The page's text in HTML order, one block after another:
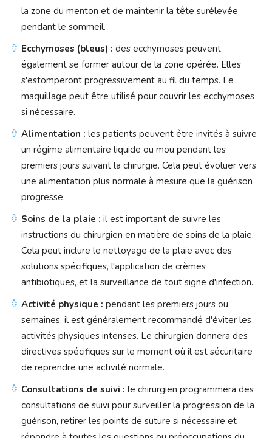
la zone du menton et de maintenir la tête surélevée
pendant le sommeil.
Ecchymoses (bleus) : des ecchymoses peuvent
également se former autour de la zone opérée. Elles
s'estomperont progressivement au fil du temps. Le
maquillage peut être utilisé pour couvrir les ecchymoses
si nécessaire.
Alimentation : les patients peuvent être invités à suivre
un régime alimentaire liquide ou mou pendant les
premiers jours suivant la chirurgie. Cela peut évoluer vers
une alimentation plus normale à mesure que la guérison
progresse.
Soins de la plaie : il est important de suivre les
instructions du chirurgien en matière de soins de la plaie.
Cela peut inclure le nettoyage de la plaie avec des
solutions spécifiques, l'application de crèmes
antibiotiques, et la surveillance de tout signe d'infection.
Activité physique : pendant les premiers jours ou
semaines, il est généralement recommandé d'éviter les
activités physiques intenses. Le chirurgien donnera des
directives spécifiques sur le moment où il est sécuritaire
de reprendre une activité normale.
Consultations de suivi : le chirurgien programmera des
consultations de suivi pour surveiller la progression de la
guérison, retirer les points de suture si nécessaire et